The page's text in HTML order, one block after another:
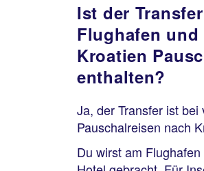
Ist der
Flughafen und
Kroatien
enthalten?
Ja, der Transfer ist bei
Pauschalreisen nach
Du wirst am